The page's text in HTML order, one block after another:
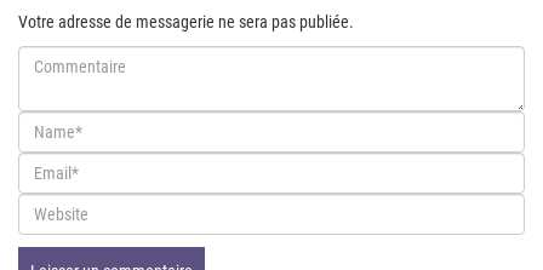
Votre adresse de messagerie ne sera pas publiée.